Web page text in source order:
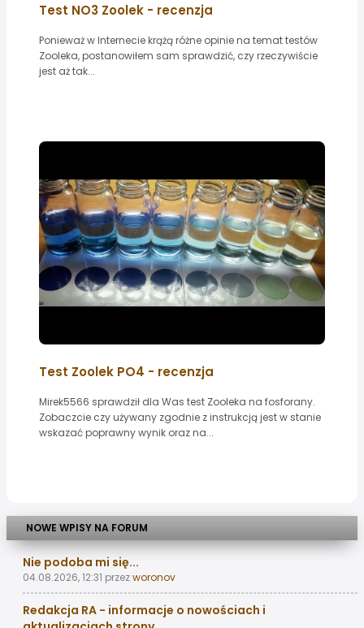
Test NO3 Zoolek - recenzja
Ponieważ w Internecie krążą różne opinie na temat testów
Zooleka, postanowiłem sam sprawdzić, czy rzeczywiście
jest aż tak...
Test Zoolek PO4 - recenzja
Mirek5566 sprawdził dla Was test Zooleka na fosforany.
Zobaczcie czy używany zgodnie z instrukcją jest w stanie
wskazać poprawny wynik oraz na...
NOWE WPISY NA FORUM
Nie podoba mi się...
04.08.2026, 12:31 przezworonov
Redakcja RA - informacje o nowościach i